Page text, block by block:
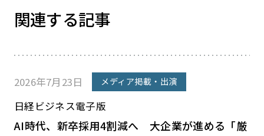
関連する記事
2026年7月23日 メディア掲載・出演
日経ビジネス電子版
AI時代、新卒採用4割減へ 大企業が進める「厳